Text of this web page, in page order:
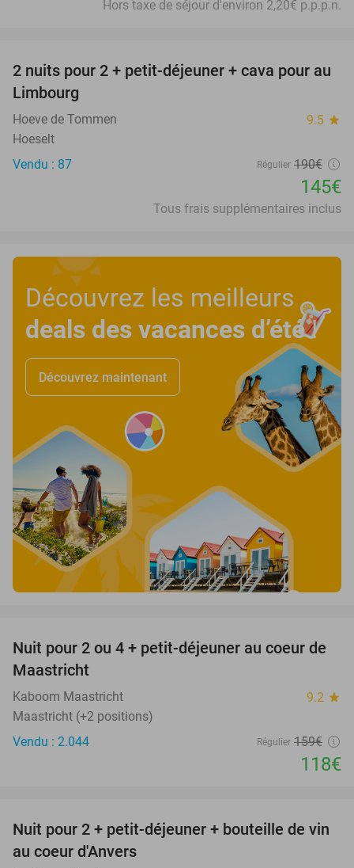
Hors taxe de séjour d'environ 2,20€ p.p.p.n.
24%
2 nuits pour 2 + petit-déjeuner + cava pour au
Limbourg
Hoeve de Tommen 9.5 star
Hoeselt
Vendu : 87
Régulier 190€
145€
Tous frais supplémentaires inclus
Découvrez les meilleurs
deals des vacances d’été!
Découvrez maintenant
26%
Nuit pour 2 ou 4 + petit-déjeuner au coeur de
Maastricht
Kaboom Maastricht 9.2 star
Maastricht (+2 positions)
Vendu : 2.044
Régulier 159€
118€
31%
Nuit pour 2 + petit-déjeuner + bouteille de vin
au coeur d'Anvers